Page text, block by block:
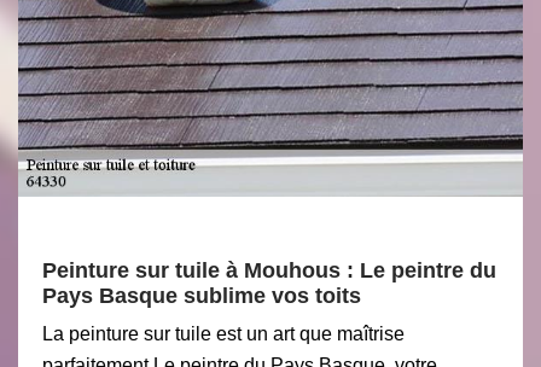
Peinture sur tuile à Mouhous : Le peintre du
Pays Basque sublime vos toits
La peinture sur tuile est un art que maîtrise